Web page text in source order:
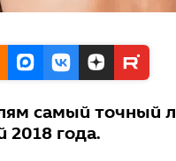
самый точный
2018 года.